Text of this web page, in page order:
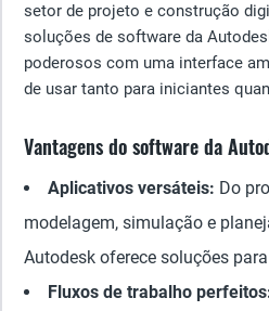
setor de projeto e construção
soluções de software da
poderosos com uma interface
de usar tanto para iniciantes
Vantagens do software da
Aplicativos versáteis: Do
modelagem, simulação e
Autodesk oferece soluções
Fluxos de trabalho